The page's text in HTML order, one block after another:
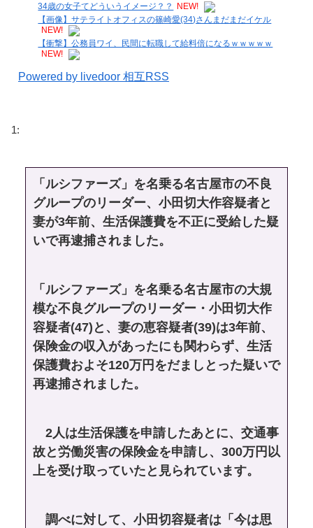
34歳の女子てどういうイメージ？？
NEW!
【画像】サテライトオフィスの篠崎愛(34)さんまだまだイケル
NEW!
【衝撃】公務員ワイ、民間に転職して給料倍になるｗｗｗｗｗ
NEW!
Powered by livedoor 相互RSS
1:
「ルシファーズ」を名乗る名古屋市の不良
グループのリーダー、小田切大作容疑者と
妻が3年前、生活保護費を不正に受給した疑
いで再逮捕されました。
「ルシファーズ」を名乗る名古屋市の大規
模な不良グループのリーダー・小田切大作
容疑者(47)と、妻の恵容疑者(39)は3年前、
保険金の収入があったにも関わらず、生活
保護費およそ120万円をだましとった疑いで
再逮捕されました。
2人は生活保護を申請したあとに、交通事
故と労働災害の保険金を申請し、300万円以
上を受け取っていたと見られています。
調べに対して、小田切容疑者は「今は思